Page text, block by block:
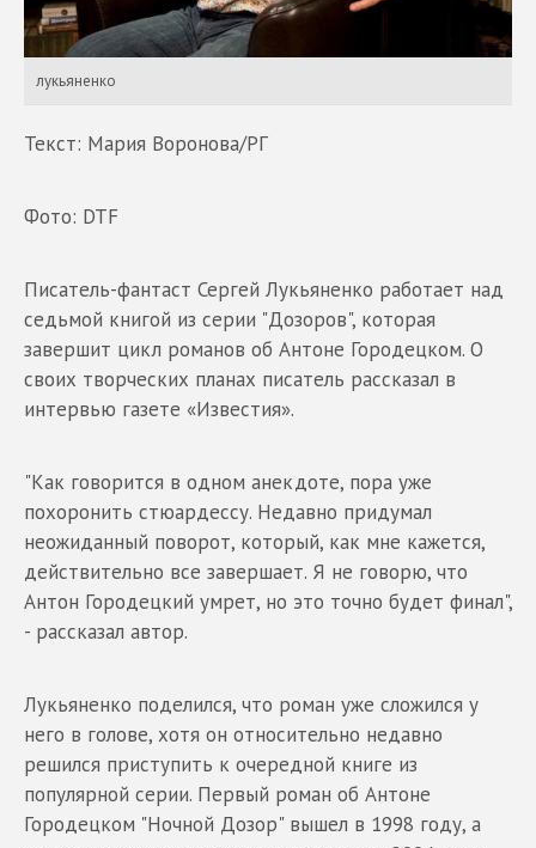
лукьяненко
Текст: Мария Воронова/РГ
Фото: DTF
Писатель-фантаст Сергей Лукьяненко работает над
седьмой книгой из серии "Дозоров", которая
завершит цикл романов об Антоне Городецком. О
своих творческих планах писатель рассказал в
интервью газете «Известия».
"Как говорится в одном анекдоте, пора уже
похоронить стюардессу. Недавно придумал
неожиданный поворот, который, как мне кажется,
действительно все завершает. Я не говорю, что
Антон Городецкий умрет, но это точно будет финал",
- рассказал автор.
Лукьяненко поделился, что роман уже сложился у
него в голове, хотя он относительно недавно
решился приступить к очередной книге из
популярной серии. Первый роман об Антоне
Городецком "Ночной Дозор" вышел в 1998 году, а